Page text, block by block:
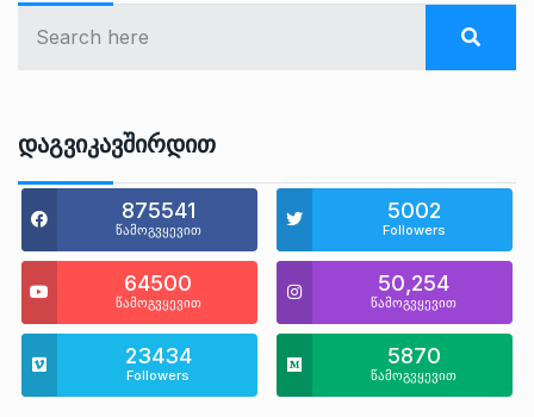
Დაგვიკავშირდით
875541
წამოგვყევით
5002
Followers
64500
წამოგვყევით
50,254
წამოგვყევით
23434
Followers
5870
წამოგვყევით